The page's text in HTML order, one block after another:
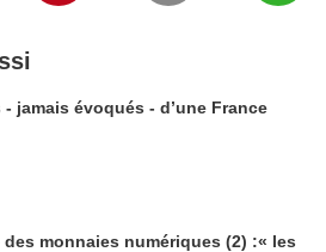
évoqués - d’une France
monnaies numériques (2) :« les